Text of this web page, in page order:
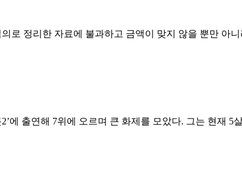
로 정리한 자료에 불과하고 금액이 맞지 않을 뿐만 아
에 출연해 7위에 오르며 큰 화제를 모았다. 그는 현재 5